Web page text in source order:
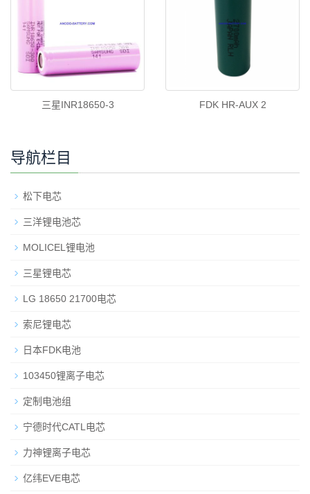
三星INR18650-3 FDK HR-AUX 2
导航栏目
松下电芯
三洋锂电池芯
MOLICEL锂电池
三星锂电芯
LG 18650 21700电芯
索尼锂电芯
日本FDK电池
103450锂离子电芯
定制电池组
宁德时代CATL电芯
力神锂离子电芯
亿纬EVE电芯